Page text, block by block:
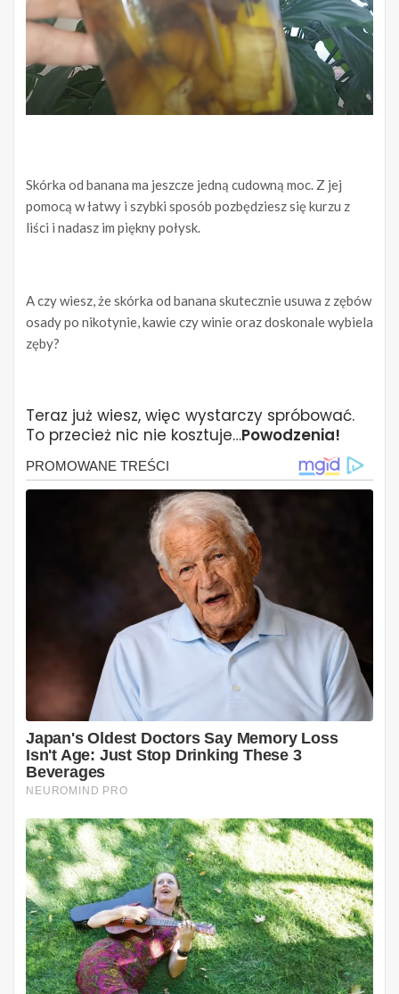
Skórka od banana ma jeszcze jedną cudowną moc. Z jej
pomocą w łatwy i szybki sposób pozbędziesz się kurzu z
liści i nadasz im piękny połysk.
A czy wiesz, że skórka od banana skutecznie usuwa z zębów
osady po nikotynie, kawie czy winie oraz doskonale wybiela
zęby?
Teraz już wiesz, więc wystarczy spróbować.
To przecież nic nie kosztuje…Powodzenia!